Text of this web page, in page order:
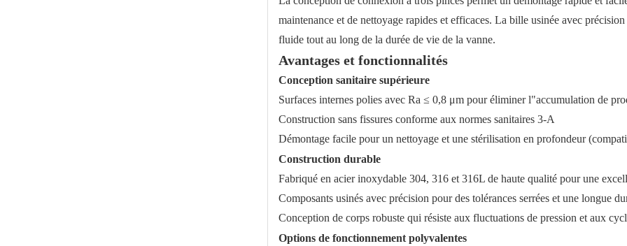
maintenance et de nettoyage rapides et efficaces. La bille usinée avec
fluide tout au long de la durée de vie de la vanne.
Avantages et fonctionnalités
Conception sanitaire supérieure
Surfaces internes polies avec Ra ≤ 0,8 μm pour éliminer l"accumulation de
Construction sans fissures conforme aux normes sanitaires 3-A
Démontage facile pour un nettoyage et une stérilisation en profondeur
Construction durable
Fabriqué en acier inoxydable 304, 316 et 316L de haute qualité pour une
Composants usinés avec précision pour des tolérances serrées et une longue
Conception de corps robuste qui résiste aux fluctuations de pression et aux
Options de fonctionnement polyvalentes